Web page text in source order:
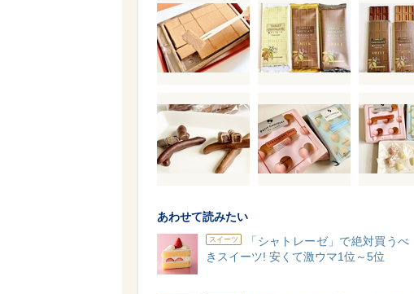
あわせて読みたい
スイーツ
「シャトレーゼ」で絶対買うべ
きスイーツ! 安くて激ウマ1位～5位